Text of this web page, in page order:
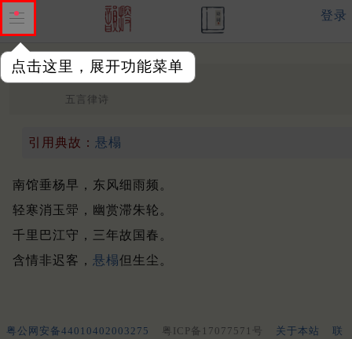
点击这里，展开功能菜单
登录
早春对雨 中唐 ·羊士谔
五言律诗
引用典故： 悬榻
南馆垂杨早，东风细雨频。
轻寒消玉斝，幽赏滞朱轮。
千里巴江守，三年故国春。
含情非迟客， 悬榻但生尘。
粤公网安备44010402003275 粤ICP备17077571号 关于本站
联